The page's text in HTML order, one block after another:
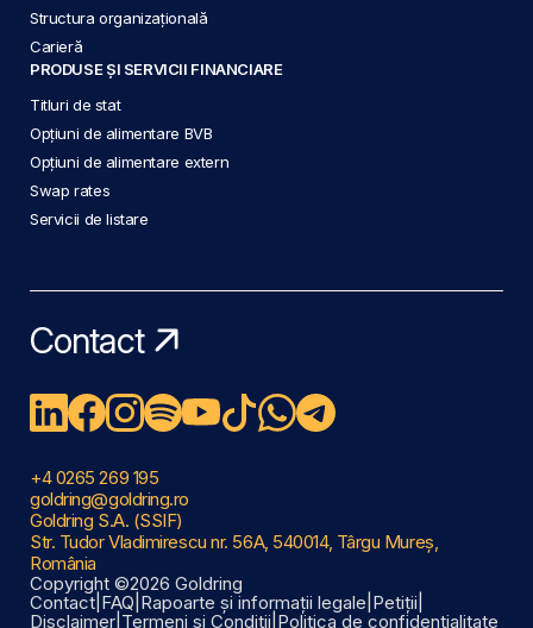
Structura organizațională
Carieră
PRODUSE ȘI SERVICII FINANCIARE
Titluri de stat
Opțiuni de alimentare BVB
Opțiuni de alimentare extern
Swap rates
Servicii de listare
Contact
+4 0265 269 195
goldring@goldring.ro
Goldring S.A. (SSIF)
Str. Tudor Vladimirescu nr. 56A, 540014, Târgu Mureș,
România
Copyright ©2026 Goldring
Contact FAQ Rapoarte și informații legale Petiții
Disclaimer Termeni și Condiții Politica de confidențialitate